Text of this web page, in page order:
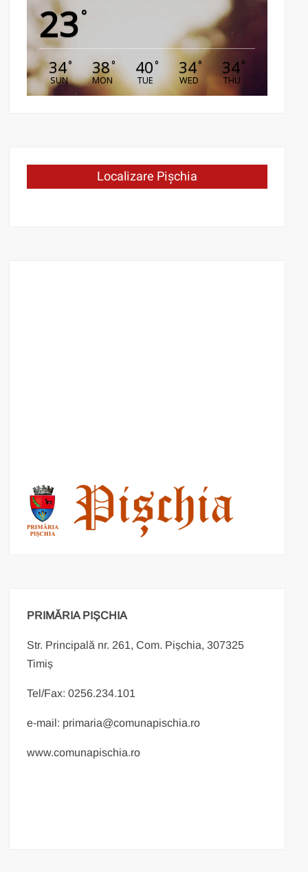
23°
34°
SUN
38°
MON
40°
TUE
34°
WED
34°
THU
Localizare Pișchia
PRIMĂRIA PIȘCHIA
Str. Principală nr. 261, Com. Pișchia, 307325
Timiș
Tel/Fax: 0256.234.101
e-mail: primaria@comunapischia.ro
www.comunapischia.ro